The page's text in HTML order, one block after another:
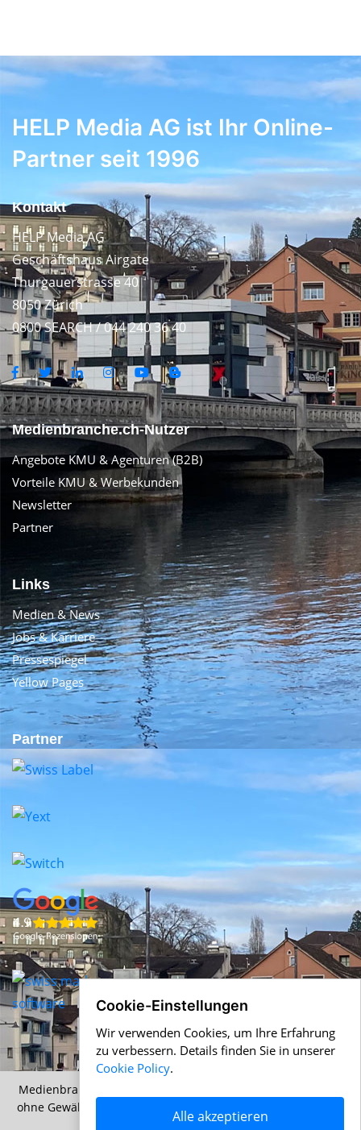
HELP Media AG ist Ihr Online-
Partner seit 1996
Kontakt
HELP Media AG
Geschäftshaus Airgate
Thurgauerstrasse 40
8050 Zürich
0800 SEARCH / 044 240 36 40
Medienbranche.ch-Nutzer
Angebote KMU & Agenturen (B2B)
Vorteile KMU & Werbekunden
Newsletter
Partner
Links
Medien & News
Jobs & Karriere
Pressespiegel
Yellow Pages
Partner
Medienbranche.ch &
ohne Gewähr |
Nutzungsbedingungen
Datenschutz
Cookie-Einstellungen
Wir verwenden Cookies, um Ihre Erfahrung
zu verbessern. Details finden Sie in unserer
Cookie Policy.
Alle akzeptieren